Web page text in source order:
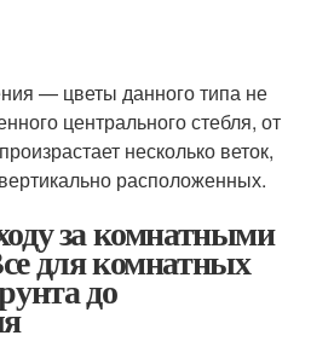
— цветы данного типа не
центрального стебля, от
несколько веток,
расположенных.
за комнатными
для комнатных
до